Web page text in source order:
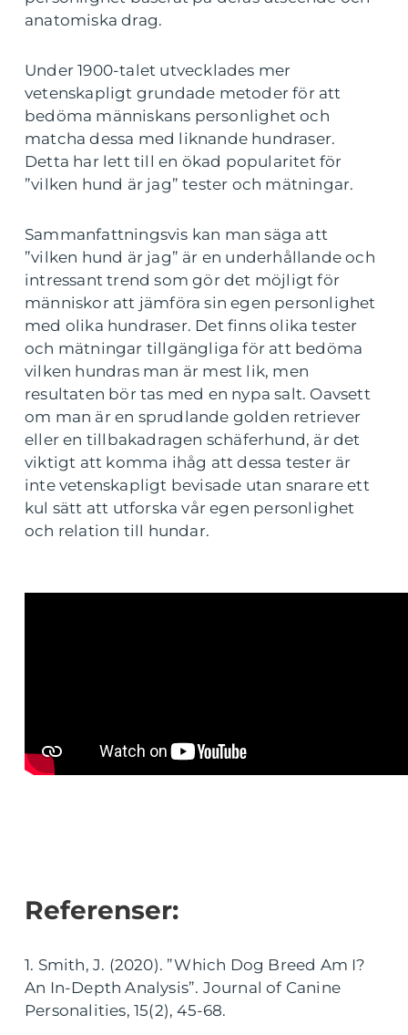
anatomiska drag.
Under 1900-talet utvecklades mer
vetenskapligt grundade metoder för att
bedöma människans personlighet och
matcha dessa med liknande hundraser.
Detta har lett till en ökad popularitet för
”vilken hund är jag” tester och mätningar.
Sammanfattningsvis kan man säga att
”vilken hund är jag” är en underhållande och
intressant trend som gör det möjligt för
människor att jämföra sin egen personlighet
med olika hundraser. Det finns olika tester
och mätningar tillgängliga för att bedöma
vilken hundras man är mest lik, men
resultaten bör tas med en nypa salt. Oavsett
om man är en sprudlande golden retriever
eller en tillbakadragen schäferhund, är det
viktigt att komma ihåg att dessa tester är
inte vetenskapligt bevisade utan snarare ett
kul sätt att utforska vår egen personlighet
och relation till hundar.
Referenser:
1. Smith, J. (2020). ”Which Dog Breed Am I?
An In-Depth Analysis”. Journal of Canine
Personalities, 15(2), 45-68.